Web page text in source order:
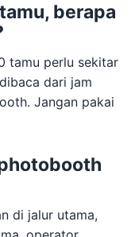
berapa
tamu perlu sekitar
dari jam
Jangan pakai
di jalur utama,